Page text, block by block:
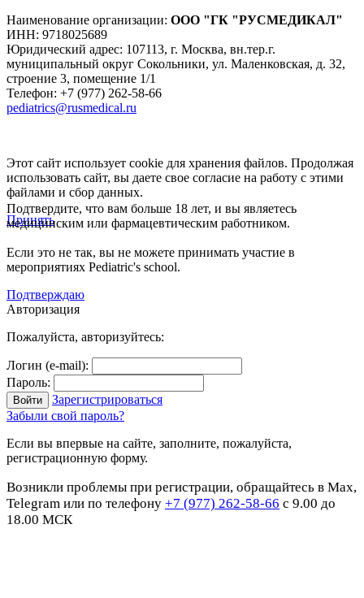
Наименование организации: ООО "ГК "РУСМЕДИКАЛ"
ИНН: 9718025689
Юридический адрес: 107113, г. Москва, вн.тер.г.
муниципальный округ Сокольники, ул. Маленковская, д. 32,
строение 3, помещение 1/1
Телефон: +7 (977) 262-58-66
pediatrics@rusmedical.ru
Этот сайт использует cookie для хранения файлов. Продолжая
использовать сайт, вы даете свое согласие на работу с этими
файлами и сбор данных.
Принять
Подтвердите, что вам больше 18 лет, и вы являетесь
медицинским или фармацевтическим работником.
Если это не так, вы не можете принимать участие в
мероприятиях Pediatric's school.
Подтверждаю
Авторизация
Пожалуйста, авторизуйтесь:
Логин (e-mail):
Пароль:
Зарегистрироваться
Забыли свой пароль?
Если вы впервые на сайте, заполните, пожалуйста,
регистрационную форму.
Возникли проблемы при регистрации, обращайтесь в Max,
Telegram или по телефону +7 (977) 262-58-66 с 9.00 до
18.00 МСК